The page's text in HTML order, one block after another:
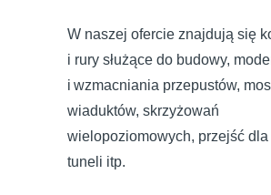
W naszej ofercie znajdują się
i rury służące do budowy,
i wzmacniania przepustów,
wiaduktów, skrzyżowań
wielopoziomowych, przejść dla
tuneli itp.